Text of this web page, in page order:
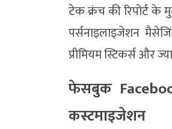
टेक क्रंच की रिपोर्ट
पर्सनाइलाइजेशन
प्रीमियम स्टिकर्स और
फेसबुक
कस्टमाइजेशन